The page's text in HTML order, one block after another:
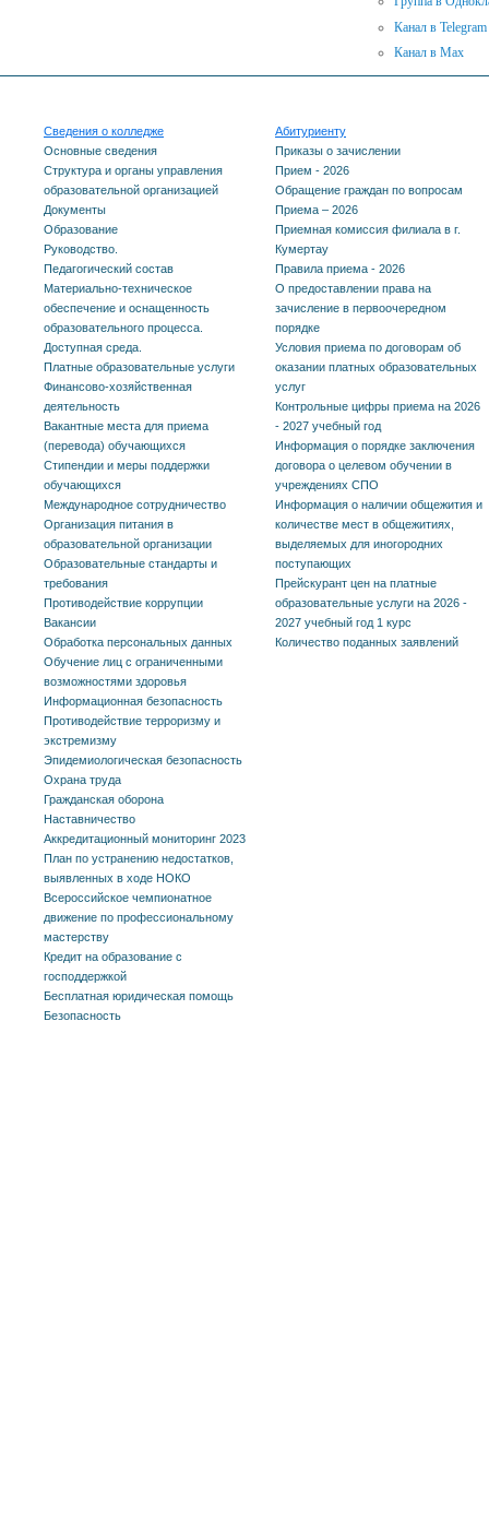
Канал в Telegram
Канал в Max
Сведения о колледже
Основные сведения
Структура и органы управления
образовательной организацией
Документы
Образование
Руководство.
Педагогический состав
Материально-техническое
обеспечение и оснащенность
образовательного процесса.
Доступная среда.
Платные образовательные услуги
Финансово-хозяйственная
деятельность
Вакантные места для приема
(перевода) обучающихся
Стипендии и меры поддержки
обучающихся
Международное сотрудничество
Организация питания в
образовательной организации
Образовательные стандарты и
требования
Противодействие коррупции
Вакансии
Обработка персональных данных
Обучение лиц с ограниченными
возможностями здоровья
Информационная безопасность
Противодействие терроризму и
экстремизму
Эпидемиологическая безопасность
Охрана труда
Гражданская оборона
Наставничество
Аккредитационный мониторинг 2023
План по устранению недостатков,
выявленных в ходе НОКО
Всероссийское чемпионатное
движение по профессиональному
мастерству
Кредит на образование с
господдержкой
Бесплатная юридическая помощь
Безопасность
Абитуриенту
Приказы о зачислении
Прием - 2026
Обращение граждан по вопросам
Приема – 2026
Приемная комиссия филиала в г.
Кумертау
Правила приема - 2026
О предоставлении права на
зачисление в первоочередном
порядке
Условия приема по договорам об
оказании платных образовательных
услуг
Контрольные цифры приема на 2026
- 2027 учебный год
Информация о порядке заключения
договора о целевом обучении в
учреждениях СПО
Информация о наличии общежития и
количестве мест в общежитиях,
выделяемых для иногородних
поступающих
Прейскурант цен на платные
образовательные услуги на 2026 -
2027 учебный год 1 курс
Количество поданных заявлений